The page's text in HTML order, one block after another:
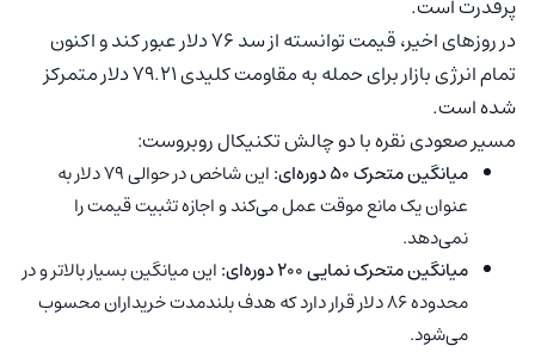
پرقدرت است.
در روزهای اخیر، قیمت توانسته از سد ۷۶ دلار عبور کند و اکنون
تمام انرژی بازار برای حمله به مقاومت کلیدی ۷۹.۲۱ دلار متمرکز
شده است.
مسیر صعودی نقره با دو چالش تکنیکال روبروست:
میانگین متحرک ۵۰ دوره‌ای:
این شاخص در حوالی ۷۹ دلار به
عنوان یک مانع موقت عمل می‌کند و اجازه تثبیت قیمت را
نمی‌دهد.
میانگین متحرک نمایی ۲۰۰ دوره‌ای:
این میانگین بسیار بالاتر و در
محدوده ۸۶ دلار قرار دارد که هدف بلندمدت خریداران محسوب
می‌شود.